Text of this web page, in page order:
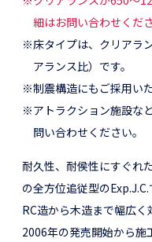
細はお問い合わせくださ
※床タイプは、クリアラ
アランス比）です。
※制震構造にもご採用いた
※アトラクション施設な
問い合わせください。
耐久性、耐侯性にすぐれ
の全方位追従型のExp.J.C.
RC造から木造まで幅広く
2006年の発売開始から施